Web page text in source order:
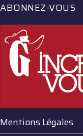
ABONNEZ-VOUS
Mentions Légales